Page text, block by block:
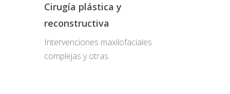
Close
Close
Close
Close
Cirugía plástica y
reconstructiva
Intervenciones maxilofaciales
complejas y otras.